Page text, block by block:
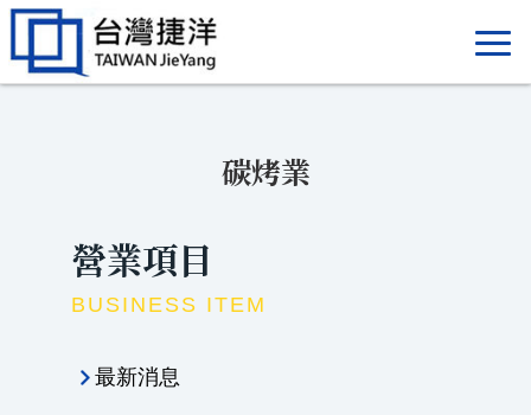
碳烤業
營業項目
BUSINESS ITEM
最新消息